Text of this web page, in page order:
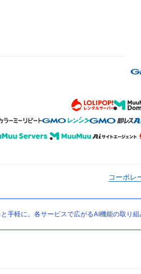
コーポレ
手軽に。各サービスで広がるAI機能の取り組